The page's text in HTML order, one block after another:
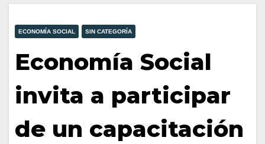
ECONOMÍA SOCIAL SIN CATEGORÍA
Economía Social
invita a participar
de un capacitación